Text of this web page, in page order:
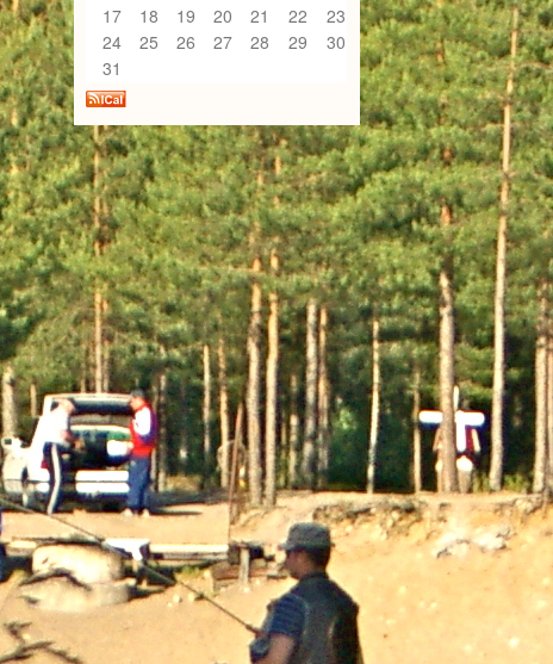
17
18 19 20 21 22
23
24
25 26 27 28 29
30
31